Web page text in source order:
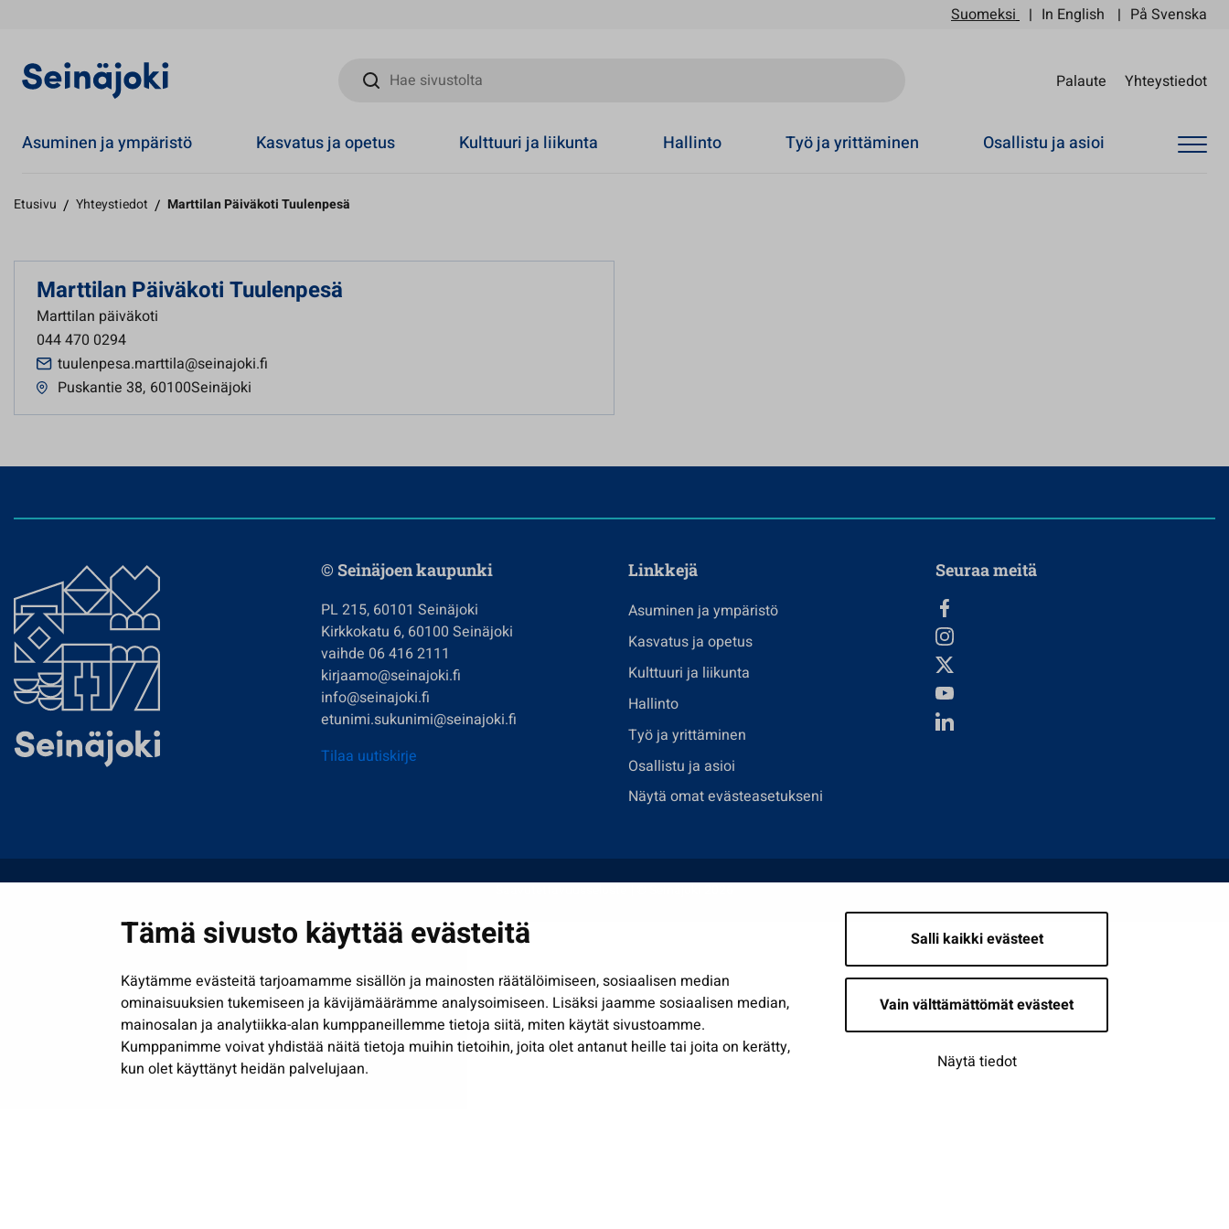
Tämä sivusto käyttää evästeitä
Käytämme evästeitä tarjoamamme sisällön ja mainosten räätälöimiseen, sosiaalisen median
ominaisuuksien tukemiseen ja kävijämäärämme analysoimiseen. Lisäksi jaamme sosiaalisen median,
mainosalan ja analytiikka-alan kumppaneillemme tietoja siitä, miten käytät sivustoamme.
Kumppanimme voivat yhdistää näitä tietoja muihin tietoihin, joita olet antanut heille tai joita on kerätty,
kun olet käyttänyt heidän palvelujaan.
Salli kaikki evästeet
Vain välttämättömät evästeet
Näytä tiedot
Suomeksi In English På Svenska
Hae sivustolta
Palaute Yhteystiedot
Asuminen ja ympäristö Kasvatus ja opetus Kulttuuri ja liikunta Hallinto Työ ja yrittäminen Osallistu ja asioi
Etusivu / Yhteystiedot / Marttilan Päiväkoti Tuulenpesä
Marttilan Päiväkoti Tuulenpesä
Marttilan päiväkoti
044 470 0294
tuulenpesa.marttila@seinajoki.fi
Puskantie 38, 60100Seinäjoki
© Seinäjoen kaupunki
PL 215, 60101 Seinäjoki
Kirkkokatu 6, 60100 Seinäjoki
vaihde 06 416 2111
kirjaamo@seinajoki.fi
info@seinajoki.fi
etunimi.sukunimi@seinajoki.fi
Tilaa uutiskirje
Linkkejä
Asuminen ja ympäristö
Kasvatus ja opetus
Kulttuuri ja liikunta
Hallinto
Työ ja yrittäminen
Osallistu ja asioi
Näytä omat evästeasetukseni
Seuraa meitä